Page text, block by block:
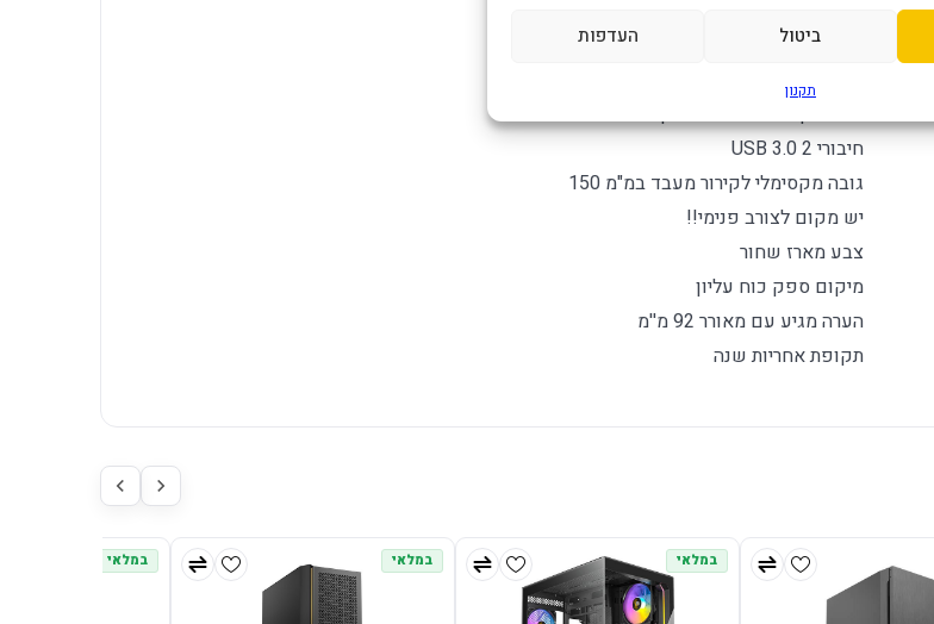
ביטול העדפות
תקנון
מקום לקירור נוזלי אין
גודל מקסימלי לכרטיס מסך במ"מ 335
חיבורי USB 3.0 2
גובה מקסימלי לקירור מעבד במ"מ 150
יש מקום לצורב פנימי!!
צבע מארז שחור
מיקום ספק כוח עליון
הערה מגיע עם מאורר 92 מ''מ
תקופת אחריות שנה
במלאי במלאי במלאי